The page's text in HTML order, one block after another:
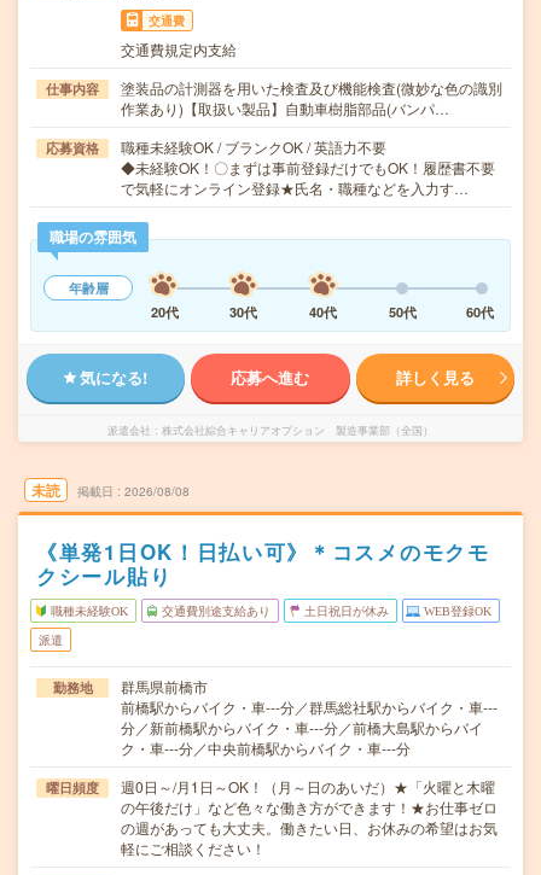
交通費
交通費規定内支給
仕事内容
塗装品の計測器を用いた検査及び機能検査(微妙な色の識別
作業あり)【取扱い製品】自動車樹脂部品(バンパ…
応募資格
職種未経験OK / ブランクOK / 英語力不要
◆未経験OK！〇まずは事前登録だけでもOK！履歴書不要
で気軽にオンライン登録★氏名・職種などを入力す…
職場の雰囲気
年齢層
20代
30代 40代 50代 60代
気になる! 応募へ進む 詳しく見る
派遣会社 株式会社綜合キャリアオプション 製造事業部（全国）
未読 掲載日 2026/08/08
《単発1日OK！日払い可》＊コスメのモクモ
クシール貼り
職種未経験OK 交通費別途支給あり 土日祝日が休み WEB登録OK
派遣
勤務地
群馬県前橋市
前橋駅からバイク・車---分／群馬総社駅からバイク・車---
分／新前橋駅からバイク・車---分／前橋大島駅からバイ
ク・車---分／中央前橋駅からバイク・車---分
曜日頻度
週0日～/月1日～OK！（月～日のあいだ）★「火曜と木曜
の午後だけ」など色々な働き方ができます！★お仕事ゼロ
の週があっても大丈夫。働きたい日、お休みの希望はお気
軽にご相談ください！